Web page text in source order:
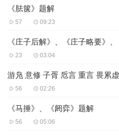
《胠箧》题解
57 09:23
《庄子后解》、《庄子略要》
23 03:04
游凫 意修 子胥 卮言 重言 畏累
56 02:26
《马捶》、《阏弈》题解
56 05:06